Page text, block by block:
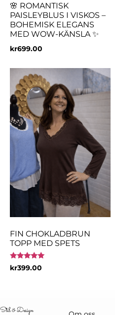
🌸 ROMANTISK
PAISLEYBLUS I VISKOS –
BOHEMISK ELEGANS
MED WOW-KÄNSLA ✨
kr699.00
FIN CHOKLADBRUN
TOPP MED SPETS
Betygsatt
5.00
kr399.00